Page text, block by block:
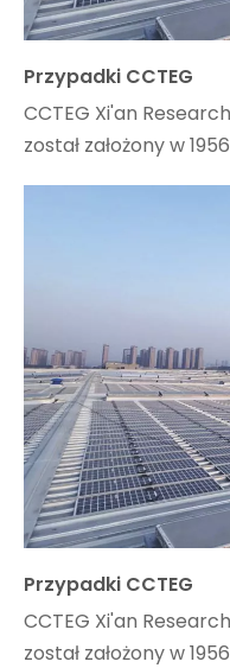
Przypadki CCTEG
CCTEG Xi'an
został założony w
Przypadki CCTEG
CCTEG Xi'an
został założony w